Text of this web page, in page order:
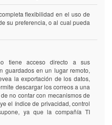
flexibilidad en el uso de
su preferencia, o al cual pueda
tiene acceso directo a sus
guardados en un lugar remoto,
la exportación de los datos,
descargar los correos a una
no contar con mecanismos de
el índice de privacidad, control
ya que la compañía TI